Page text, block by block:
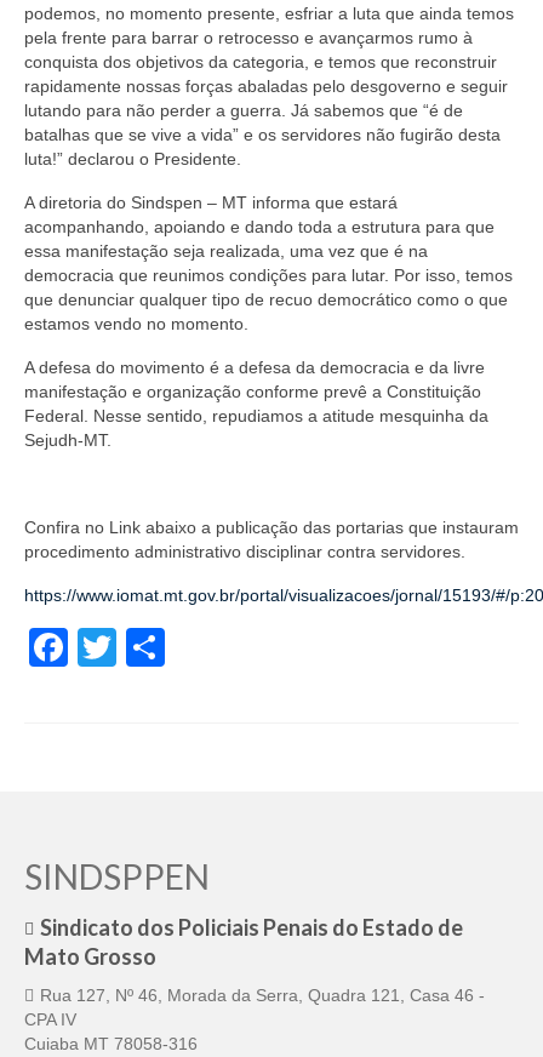
podemos, no momento presente, esfriar a luta que ainda temos
pela frente para barrar o retrocesso e avançarmos rumo à
conquista dos objetivos da categoria, e temos que reconstruir
rapidamente nossas forças abaladas pelo desgoverno e seguir
lutando para não perder a guerra. Já sabemos que “é de
batalhas que se vive a vida” e os servidores não fugirão desta
luta!” declarou o Presidente.
A diretoria do Sindspen – MT informa que estará
acompanhando, apoiando e dando toda a estrutura para que
essa manifestação seja realizada, uma vez que é na
democracia que reunimos condições para lutar. Por isso, temos
que denunciar qualquer tipo de recuo democrático como o que
estamos vendo no momento.
A defesa do movimento é a defesa da democracia e da livre
manifestação e organização conforme prevê a Constituição
Federal. Nesse sentido, repudiamos a atitude mesquinha da
Sejudh-MT.
Confira no Link abaixo a publicação das portarias que instauram
procedimento administrativo disciplinar contra servidores.
https://www.iomat.mt.gov.br/portal/visualizacoes/jornal/15193/#/
Facebook
Twitter
SINDSPPEN
Sindicato dos Policiais Penais do Estado de
Mato Grosso
Rua 127, Nº 46, Morada da Serra, Quadra 121, Casa 46 -
CPA IV
Cuiaba MT 78058-316